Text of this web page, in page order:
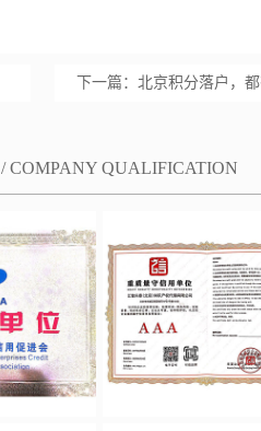
下一篇： 北京积分落户，
/ COMPANY QUALIFICATION